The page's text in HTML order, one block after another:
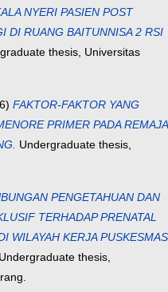
NYERI PASIEN POST
DI RUANG BAITUNNISA 2 RSI
thesis, Universitas
FAKTOR-FAKTOR YANG
PRIMER PADA REMAJA
Undergraduate thesis,
PENGETAHUAN DAN
TERHADAP PRENATAL
WILAYAH KERJA PUSKESMAS
Undergraduate thesis,